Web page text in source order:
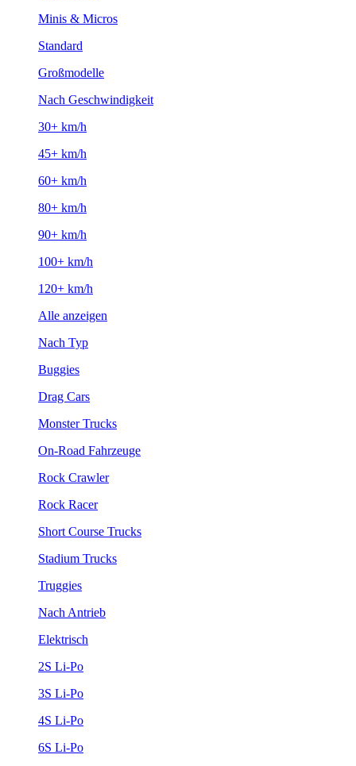
Minis & Micros
Standard
Großmodelle
Nach Geschwindigkeit
30+ km/h
45+ km/h
60+ km/h
80+ km/h
90+ km/h
100+ km/h
120+ km/h
Alle anzeigen
Nach Typ
Buggies
Drag Cars
Monster Trucks
On-Road Fahrzeuge
Rock Crawler
Rock Racer
Short Course Trucks
Stadium Trucks
Truggies
Nach Antrieb
Elektrisch
2S Li-Po
3S Li-Po
4S Li-Po
6S Li-Po